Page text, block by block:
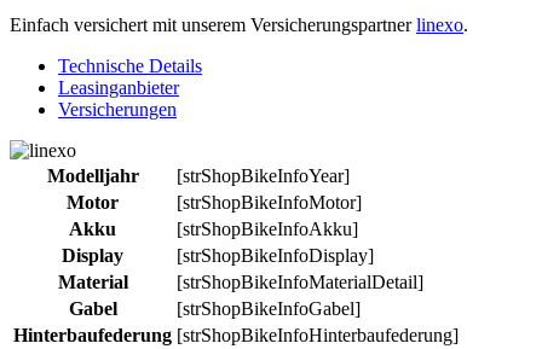
Einfach versichert mit unserem Versicherungspartnerlinexo.
Technische Details
Leasinganbieter
Versicherungen
Modelljahr
[strShopBikeInfoYear]
Motor
[strShopBikeInfoMotor]
Akku
[strShopBikeInfoAkku]
Display
[strShopBikeInfoDisplay]
Material
[strShopBikeInfoMaterialDetail]
Gabel
[strShopBikeInfoGabel]
Hinterbaufederung [strShopBikeInfoHinterbaufederung]